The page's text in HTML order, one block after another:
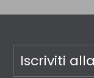
Iscriviti